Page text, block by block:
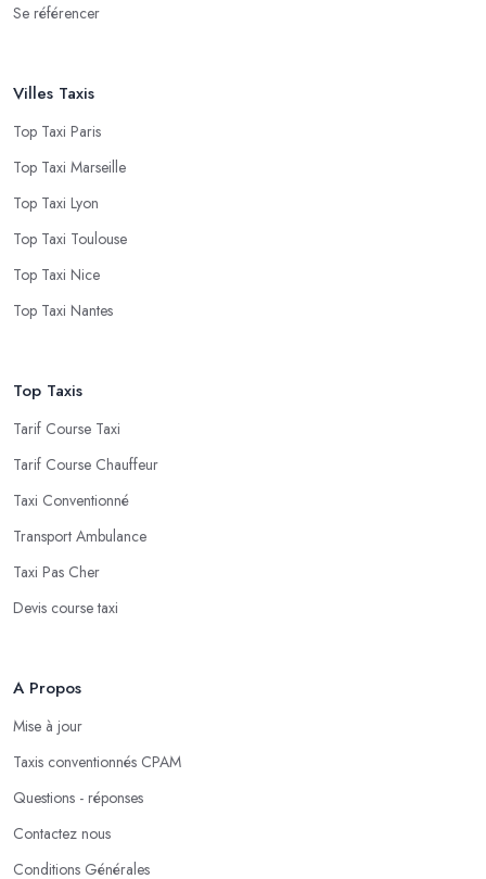
Se référencer
Villes Taxis
Top Taxi Paris
Top Taxi Marseille
Top Taxi Lyon
Top Taxi Toulouse
Top Taxi Nice
Top Taxi Nantes
Top Taxis
Tarif Course Taxi
Tarif Course Chauffeur
Taxi Conventionné
Transport Ambulance
Taxi Pas Cher
Devis course taxi
A Propos
Mise à jour
Taxis conventionnés CPAM
Questions - réponses
Contactez nous
Conditions Générales